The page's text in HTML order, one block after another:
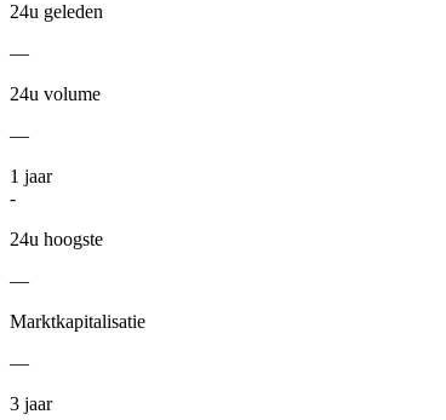
24u geleden
—
24u volume
—
1 jaar
-
24u hoogste
—
Marktkapitalisatie
—
3 jaar